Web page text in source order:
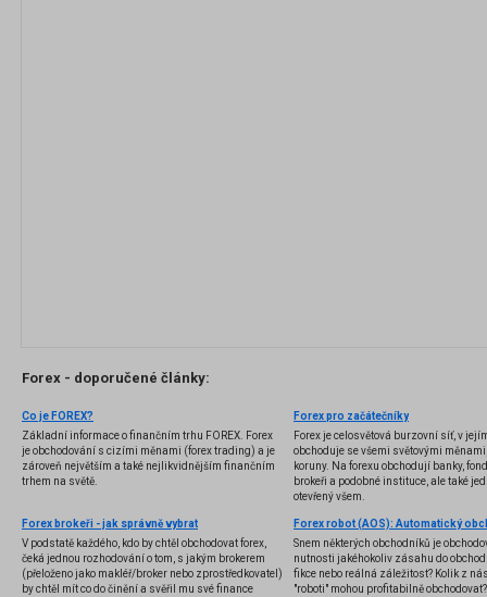
Forex - doporučené články:
Co je FOREX?
Základní informace o finančním trhu FOREX. Forex
je obchodování s cizími měnami (forex trading) a je
zároveň největším a také nejlikvidnějším finančním
trhem na světě.
Forex pro začátečníky
Forex je celosvětová burzovní síť, v
obchoduje se všemi světovými
koruny. Na forexu obchodují banky,
brokeři a podobné instituce, ale také
otevřený všem.
Forex brokeři - jak správně vybrat
V podstatě každého, kdo by chtěl obchodovat forex,
čeká jednou rozhodování o tom, s jakým brokerem
(přeloženo jako makléř/broker nebo zprostředkovatel)
by chtěl mít co do činění a svěřil mu své finance
Snem některých obchodníků je
nutnosti jakéhokoliv zásahu do
fikce nebo reálná záležitost? Kolik z
"roboti" mohou profitabilně